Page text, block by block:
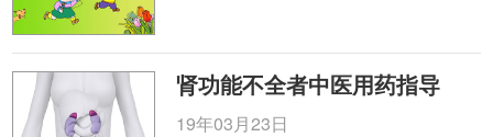
肾功能不全者中医用药指导
19年03月23日